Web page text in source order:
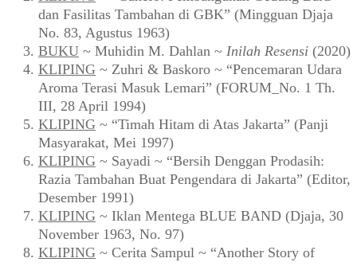
dan Fasilitas Tambahan di GBK” (Mingguan Djaja
No. 83, Agustus 1963)
BUKU ~ Muhidin M. Dahlan ~ Inilah Resensi (2020)
KLIPING ~ Zuhri & Baskoro ~ “Pencemaran Udara
Aroma Terasi Masuk Lemari” (FORUM_No. 1 Th.
III, 28 April 1994)
KLIPING ~ “Timah Hitam di Atas Jakarta” (Panji
Masyarakat, Mei 1997)
KLIPING ~ Sayadi ~ “Bersih Denggan Prodasih:
Razia Tambahan Buat Pengendara di Jakarta” (Editor,
Desember 1991)
KLIPING ~ Iklan Mentega BLUE BAND (Djaja, 30
November 1963, No. 97)
KLIPING ~ Cerita Sampul ~ “Another Story of